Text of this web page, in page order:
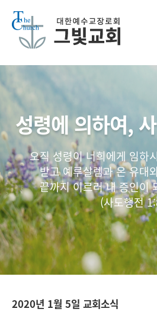
성령에 의하여,
오직 성령이 너희에게 임하
받고 예루살렘과 온 유대
끝까지 이르러 내 증인이
(사도행전
2020년 1월 5일 교회소식